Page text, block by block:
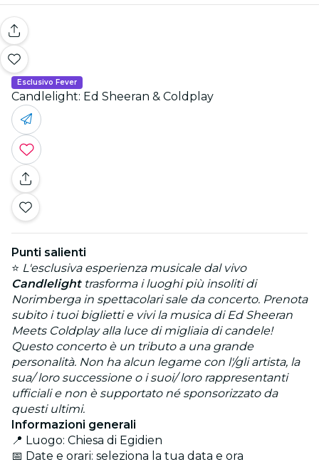
Esclusivo Fever
Candlelight: Ed Sheeran & Coldplay
Punti salienti
⭐ L'esclusiva esperienza musicale dal vivo
Candlelighttrasforma i luoghi più insoliti di
Norimberga in spettacolari sale da concerto. Prenota
subito i tuoi biglietti e vivi la musica di Ed Sheeran
Meets Coldplay alla luce di migliaia di candele!
Questo concerto è un tributo a una grande
personalità. Non ha alcun legame con l'/gli artista, la
sua/ loro successione o i suoi/ loro rappresentanti
ufficiali e non è supportato né sponsorizzato da
questi ultimi.
Informazioni generali
📍 Luogo: Chiesa di Egidien
📅 Date e orari: seleziona la tua data e ora